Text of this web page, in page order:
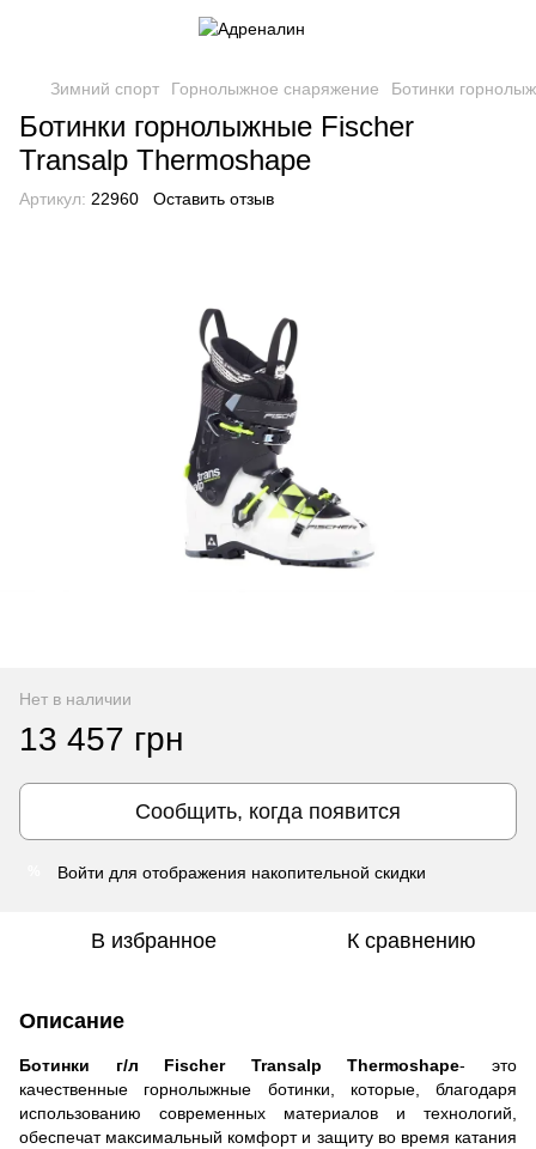
Зимний спорт Горнолыжное снаряжение Ботинки
Ботинки горнолыжные Fischer
Transalp Thermoshape
Артикул: 22960 Оставить отзыв
Нет в наличии
13 457 грн
Сообщить, когда появится
Войти для отображения накопительной скидки
В избранное К сравнению
Описание
Ботинки г/л Fischer Transalp Thermoshape- это
качественные горнолыжные ботинки, которые, благодаря
использованию современных материалов и технологий,
обеспечат максимальный комфорт и защиту во время катания